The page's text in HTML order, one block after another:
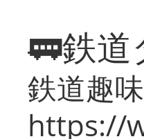
🚃鉄
鉄道趣
https://